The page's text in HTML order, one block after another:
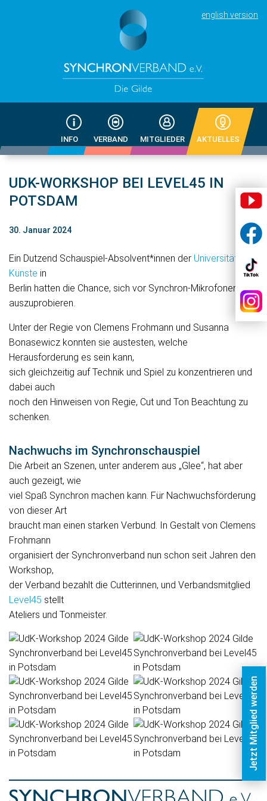
english version
INFO VERBAND MITGLIEDER AKTUELLES
UDK-WORKSHOP BEI LEVEL45 IN
POTSDAM
30. Januar 2024
Ein Dutzend Schauspiel-Absolvent*innen der Universität der
Künste in
Berlin hatten die Chance, sich vor Synchron-Mikrofonen
auszuprobieren.
Unter der Regie von Clemens Frohmann und Susanna
Bonasewicz konnten sie austesten, welche
Herausforderung es sein kann,
sich gleichzeitig auf Technik und Spiel zu konzentrieren und
dabei auch
noch den Hinweisen von Regie, Cut und Ton Beachtung zu
schenken.
Nachwuchs im Synchronschauspiel
Die Arbeit an Szenen, unter anderem aus „Glee“, hat aber
auch gezeigt, wie
viel Spaß Synchron machen kann. Für Nachwuchsförderung
von dieser Art
braucht man einen starken Verbund. In Gestalt von Clemens
Frohmann
organisiert der Synchronverband nun schon seit Jahren den
Workshop,
der Verband bezahlt die Cutterinnen, und Verbandsmitglied
Level45 stellt
Ateliers und Tonmeister.
Jetzt Mitglied werden